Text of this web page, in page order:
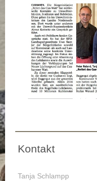
Kontakt
Tanja Schlampp